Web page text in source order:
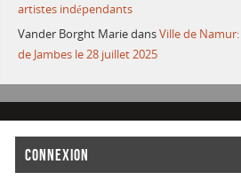
artistes indépendants
Vander Borght MariedansVille de
de Jambes le 28 juillet 2025
CONNEXION